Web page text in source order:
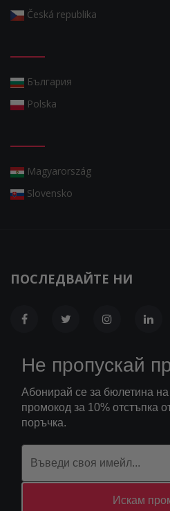
Česká republika
България
Polska
Magyarország
Slovensko
ПОСЛЕДВАЙТЕ НИ
Не пропускай
Абонирай се за бюлетина
промокод за 10% отстъпка
поръчка.
Искам